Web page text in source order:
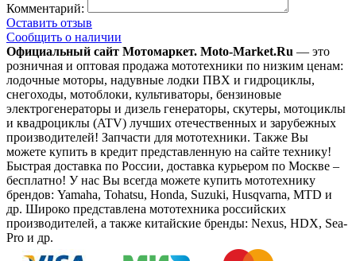
Комментарий:
Оставить отзыв
Сообщить о наличии
Официальный сайт Мотомаркет. Moto-Market.Ru — это
розничная и оптовая продажа мототехники по низким ценам:
лодочные моторы, надувные лодки ПВХ и гидроциклы,
снегоходы, мотоблоки, культиваторы, бензиновые
электрогенераторы и дизель генераторы, скутеры, мотоциклы
и квадроциклы (ATV) лучших отечественных и зарубежных
производителей! Запчасти для мототехники. Также Вы
можете купить в кредит представленную на сайте технику!
Быстрая доставка по России, доставка курьером по Москве –
бесплатно! У нас Вы всегда можете купить мототехнику
брендов: Yamaha, Tohatsu, Honda, Suzuki, Husqvarna, MTD и
др. Широко представлена мототехника российских
производителей, а также китайские бренды: Nexus, HDX, Sea-
Pro и др.